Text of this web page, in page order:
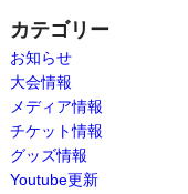
カテゴリー
お知らせ
大会情報
メディア情報
チケット情報
グッズ情報
Youtube更新